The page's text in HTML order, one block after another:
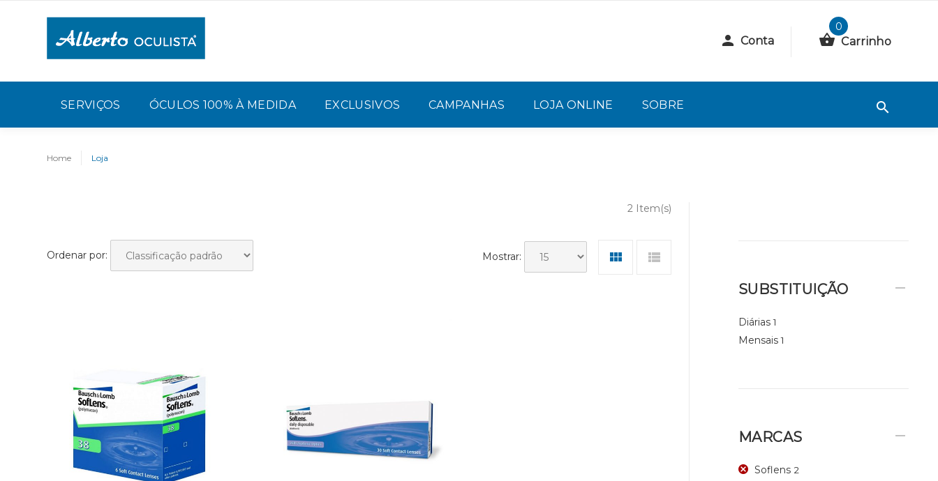
Conta
0
Carrinho
SERVIÇOS ÓCULOS 100% À MEDIDA EXCLUSIVOS CAMPANHAS LOJA ONLINE SOBRE
Home Loja
2 Item(s)
Ordenar por: Mostrar:
SUBSTITUIÇÃO
Diárias 1
Mensais 1
MARCAS
Soflens 2